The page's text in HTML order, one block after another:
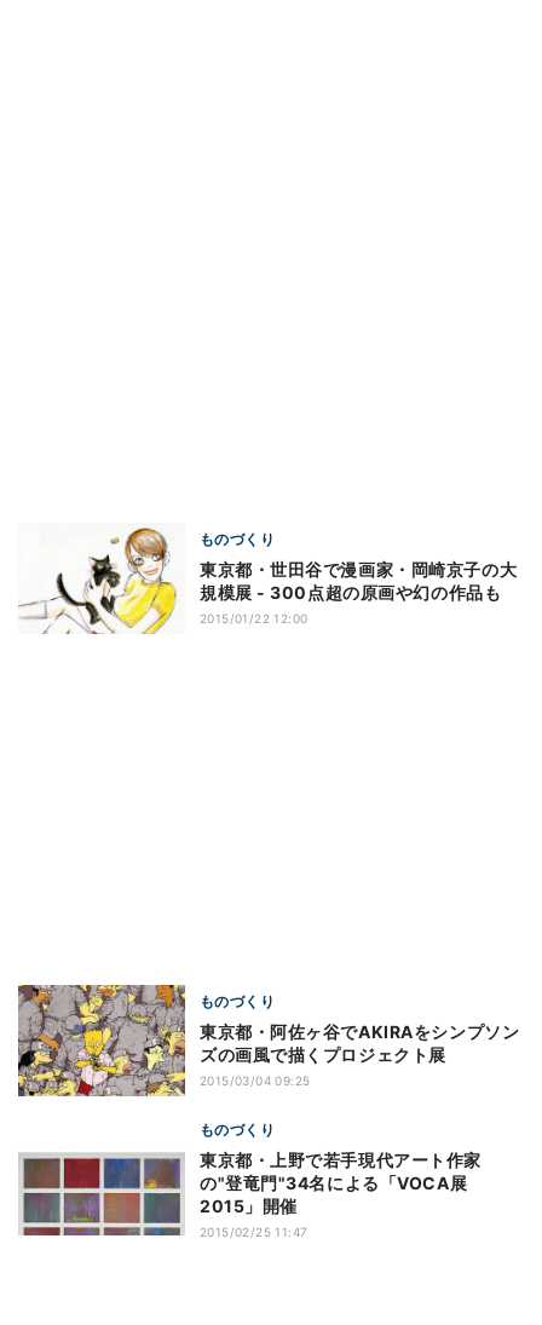
ものづくり
東京都・世田谷で漫画家・岡崎京子の大
規模展 - 300点超の原画や幻の作品も
2015/01/22 12:00
ものづくり
東京都・阿佐ヶ谷でAKIRAをシンプソン
ズの画風で描くプロジェクト展
2015/03/04 09:25
ものづくり
東京都・上野で若手現代アート作家
の"登竜門"34名による「VOCA展
2015」開催
2015/02/25 11:47